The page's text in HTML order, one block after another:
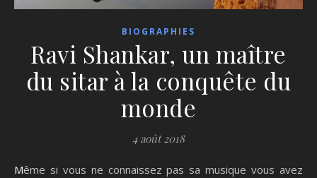
BIOGRAPHIES
Ravi Shankar, un maître
du sitar à la conquête du
monde
4 août 2018
Même si vous ne connaissez pas sa musique vous avez